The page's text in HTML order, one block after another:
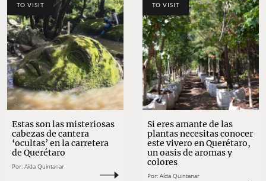
TO VISIT
Estas son las misteriosas
cabezas de cantera
‘ocultas’ en la carretera
de Querétaro
Por: Aída Quintanar
TO VISIT
Si eres amante de las
plantas necesitas conocer
este vivero en Querétaro,
un oasis de aromas y
colores
Por: Aída Quintanar